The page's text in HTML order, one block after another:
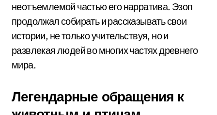
неотъемлемой частью его нарратива. Эзоп
продолжал собирать и рассказывать свои
истории, не только учительствуя, но и
развлекая людей во многих частях древнего
мира.
Легендарные обращения к